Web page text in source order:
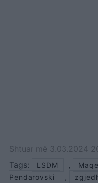
Shtuar më 3.03.2024
Tags:
LSDM ,
Pendarovski
,